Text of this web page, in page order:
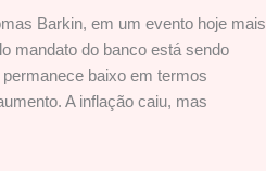
Barkin, em um evento hoje mais
mandato do banco está sendo
baixo em termos
A inflação caiu, mas